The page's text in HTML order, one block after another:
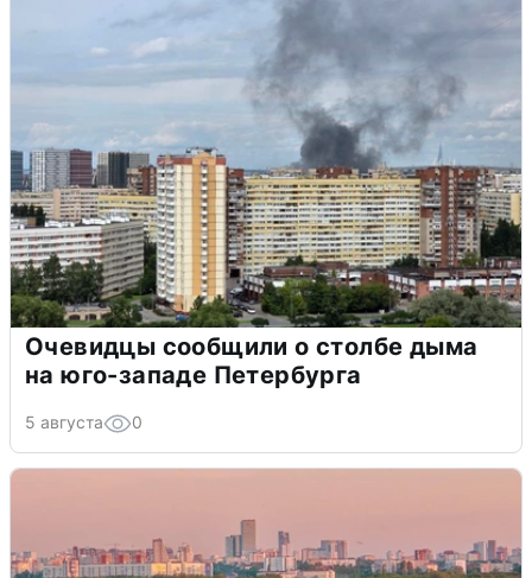
Очевидцы сообщили о столбе дыма
на юго-западе Петербурга
5 августа 0